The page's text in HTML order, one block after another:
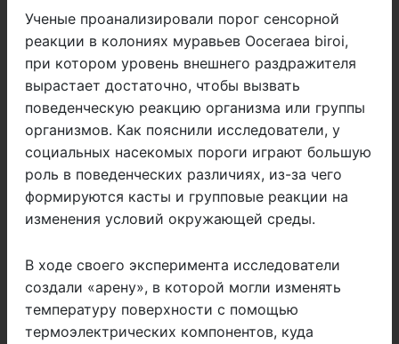
Ученые проанализировали порог сенсорной
реакции в колониях муравьев Ooceraea biroi,
при котором уровень внешнего раздражителя
вырастает достаточно, чтобы вызвать
поведенческую реакцию организма или группы
организмов. Как пояснили исследователи, у
социальных насекомых пороги играют большую
роль в поведенческих различиях, из-за чего
формируются касты и групповые реакции на
изменения условий окружающей среды.
В ходе своего эксперимента исследователи
создали «арену», в которой могли изменять
температуру поверхности с помощью
термоэлектрических компонентов, куда